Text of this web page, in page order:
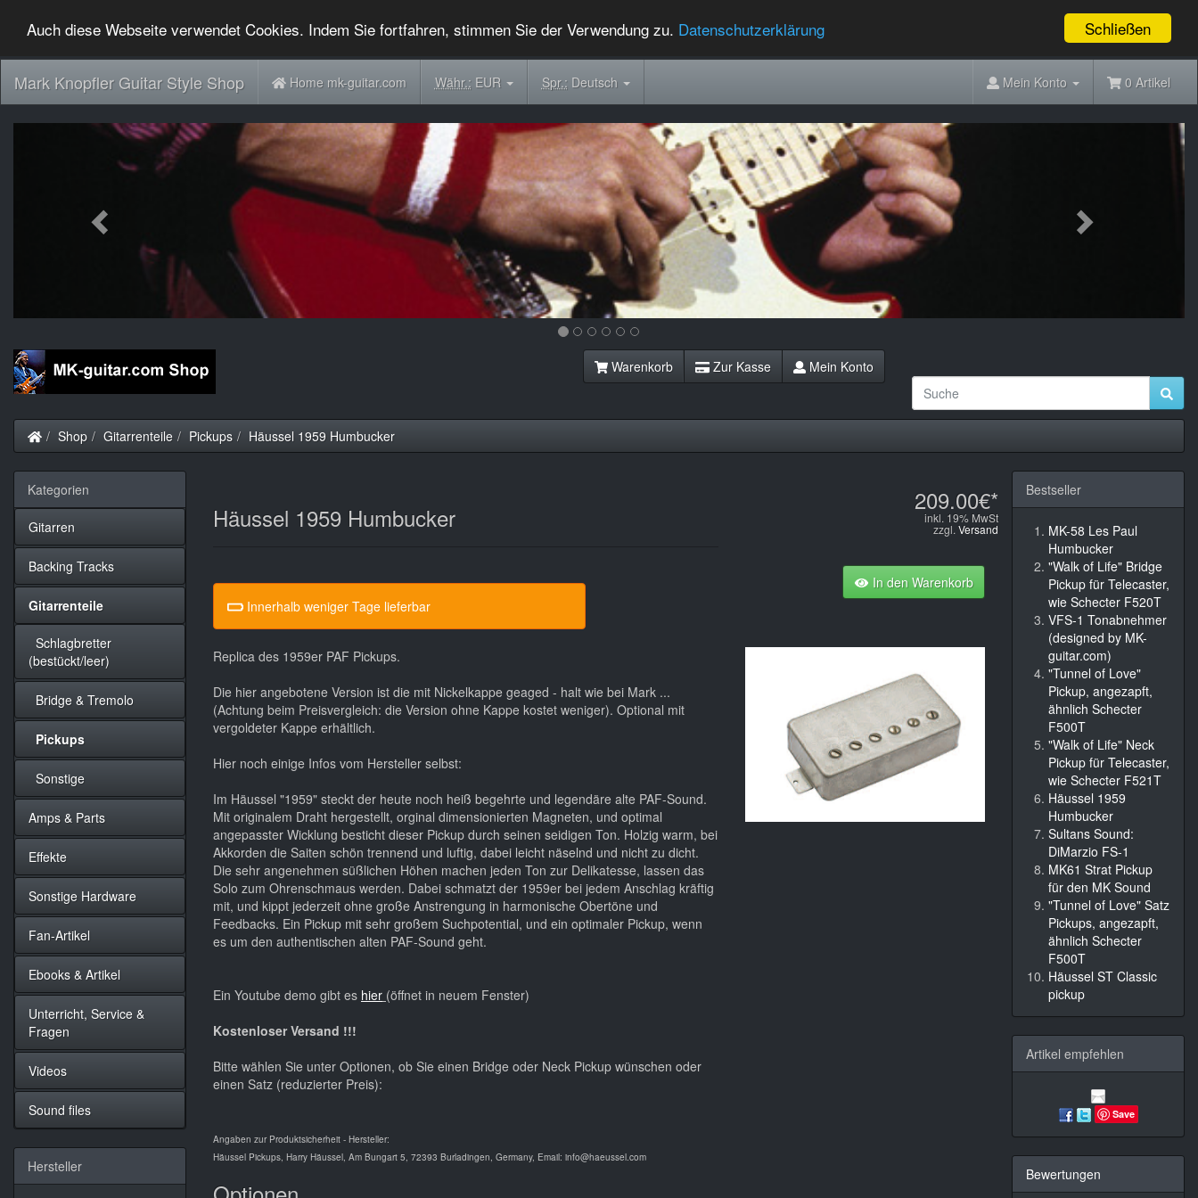
Schließen
Auch diese Webseite verwendet Cookies. Indem Sie fortfahren, stimmen Sie der Verwendung zu. Datenschutzerklärung
Mark Knopfler Guitar Style Shop Home mk-guitar.com Währ.:EUR Spr.:Deutsch Mein Konto 0 Artikel
Previous
Warenkorb Zur Kasse Mein Konto
Startseite
Shop Gitarrenteile Pickups Häussel 1959 Humbucker
Häussel 1959 Humbucker
209.00€*
inkl. 19% MwSt
zzgl. Versand
Innerhalb weniger Tage lieferbar
In den Warenkorb
Replica des 1959er PAF Pickups.
Die hier angebotene Version ist die mit Nickelkappe geaged - halt wie bei Mark ...
(Achtung beim Preisvergleich: die Version ohne Kappe kostet weniger). Optional mit
vergoldeter Kappe erhältlich.
Hier noch einige Infos vom Hersteller selbst:
Im Häussel "1959" steckt der heute noch heiß begehrte und legendäre alte PAF-Sound.
Mit originalem Draht hergestellt, orginal dimensionierten Magneten, und optimal
angepasster Wicklung besticht dieser Pickup durch seinen seidigen Ton. Holzig warm, bei
Akkorden die Saiten schön trennend und luftig, dabei leicht näselnd und nicht zu dicht.
Die sehr angenehmen süßlichen Höhen machen jeden Ton zur Delikatesse, lassen das
Solo zum Ohrenschmaus werden. Dabei schmatzt der 1959er bei jedem Anschlag kräftig
mit, und kippt jederzeit ohne große Anstrengung in harmonische Obertöne und
Feedbacks. Ein Pickup mit sehr großem Suchpotential, und ein optimaler Pickup, wenn
es um den authentischen alten PAF-Sound geht.
Ein Youtube demo gibt es hier (öffnet in neuem Fenster)
Kostenloser Versand !!!
Bitte wählen Sie unter Optionen, ob Sie einen Bridge oder Neck Pickup wünschen oder
einen Satz (reduzierter Preis):
Angaben zur Produktsicherheit - Hersteller:
Häussel Pickups, Harry Häussel, Am Bungart 5, 72393 Burladingen, Germany, Email: info@haeussel.com
Kategorien
Gitarren
Backing Tracks
Gitarrenteile
Schlagbretter
(bestückt/leer)
Bridge & Tremolo
Pickups
Sonstige
Amps & Parts
Effekte
Sonstige Hardware
Fan-Artikel
Ebooks & Artikel
Unterricht, Service &
Fragen
Videos
Sound files
Hersteller
Bestseller
MK-58 Les Paul
Humbucker
"Walk of Life" Bridge
Pickup für Telecaster,
wie Schecter F520T
VFS-1 Tonabnehmer
(designed by MK-
guitar.com)
"Tunnel of Love"
Pickup, angezapft,
ähnlich Schecter
F500T
"Walk of Life" Neck
Pickup für Telecaster,
wie Schecter F521T
Häussel 1959
Humbucker
Sultans Sound:
DiMarzio FS-1
MK61 Strat Pickup
für den MK Sound
"Tunnel of Love" Satz
Pickups, angezapft,
ähnlich Schecter
F500T
Häussel ST Classic
pickup
Artikel empfehlen
Save
Bewertungen